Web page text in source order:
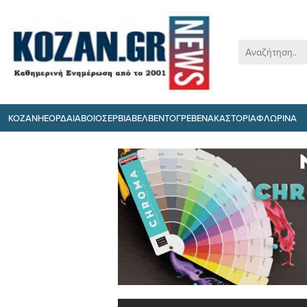
ΚΟΖΑΝΗΕΟΡΔΑΙΑΒΟΙΟΣΕΡΒΙΑΒΕΛΒΕΝΤΟΓΡΕΒΕΝΑΚΑΣΤΟΡΙΑΦΛΩΡΙΝΑ